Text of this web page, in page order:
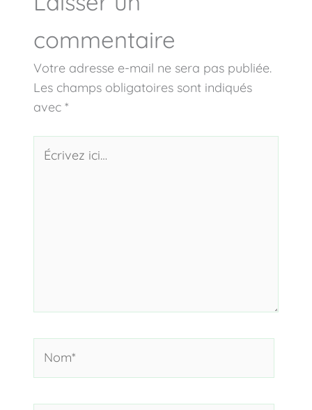
commentaire
Votre adresse e-mail ne sera pas publiée.
Les champs obligatoires sont indiqués
avec*
Écrivez
ici…